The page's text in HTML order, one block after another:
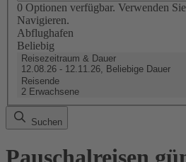
0 Optionen verfügbar. Verwenden
Navigieren.
Abflughafen
Beliebig
Reisezeitraum & Dauer
12.08.26 - 12.11.26, Beliebige Dauer
Reisende
2 Erwachsene
Suchen